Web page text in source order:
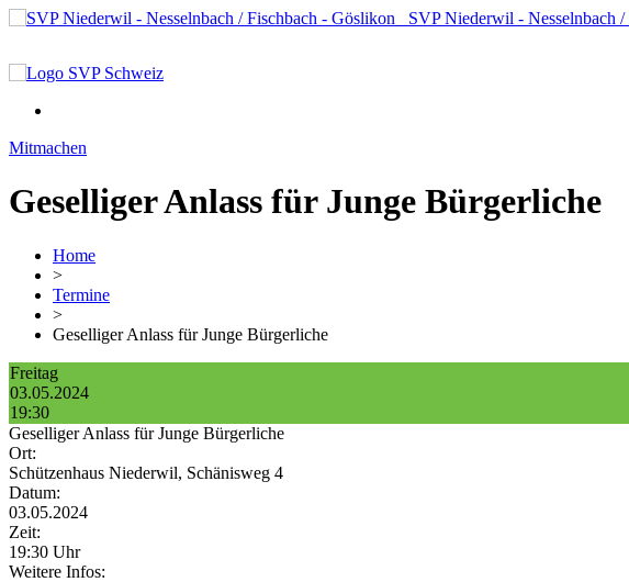
SVP Niederwil - Nesselnbach /
Mitmachen
Geselliger Anlass für Junge Bürgerliche
Home
>
Termine
>
Geselliger Anlass für Junge Bürgerliche
Freitag
03.05.2024
19:30
Geselliger Anlass für Junge Bürgerliche
Ort:
Schützenhaus Niederwil, Schänisweg 4
Datum:
03.05.2024
Zeit:
19:30 Uhr
Weitere Infos: